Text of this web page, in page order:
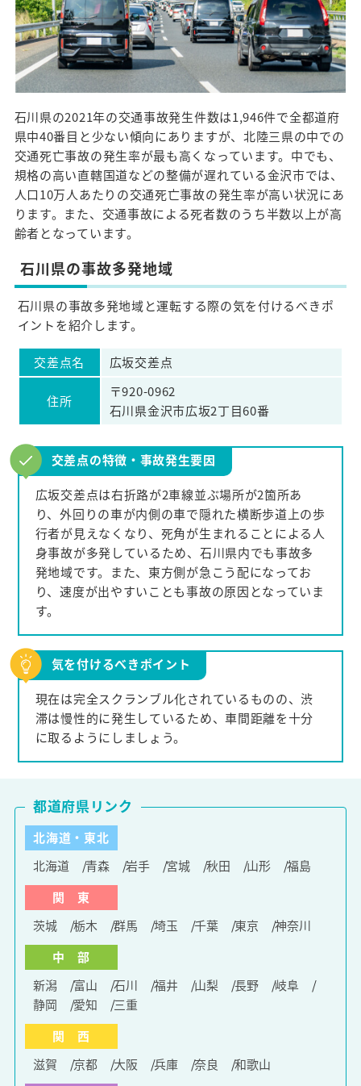
石川県の2021年の交通事故発生件数は1,946件で全都道府
県中40番目と少ない傾向にありますが、北陸三県の中での
交通死亡事故の発生率が最も高くなっています。中でも、
規格の高い直轄国道などの整備が遅れている金沢市では、
人口10万人あたりの交通死亡事故の発生率が高い状況にあ
ります。また、交通事故による死者数のうち半数以上が高
齢者となっています。
石川県の事故多発地域
石川県の事故多発地域と運転する際の気を付けるべきポ
イントを紹介します。
交差点名 広坂交差点
住所
〒920-0962
石川県金沢市広坂2丁目60番
交差点の特徴・事故発生要因
広坂交差点は右折路が2車線並ぶ場所が2箇所あ
り、外回りの車が内側の車で隠れた横断歩道上の歩
行者が見えなくなり、死角が生まれることによる人
身事故が多発しているため、石川県内でも事故多
発地域です。また、東方側が急こう配になってお
り、速度が出やすいことも事故の原因となっていま
す。
気を付けるべきポイント
現在は完全スクランブル化されているものの、渋
滞は慢性的に発生しているため、車間距離を十分
に取るようにしましょう。
北海道・東北
北海道
青森 岩手 宮城 秋田 山形
福島
関 東
茨城
栃木 群馬 埼玉 千葉 東京
神奈川
中 部
新潟
富山 石川 福井 山梨 長野
岐阜
静岡
愛知
三重
関 西
滋賀
京都 大阪 兵庫 奈良
和歌山
都道府県リンク